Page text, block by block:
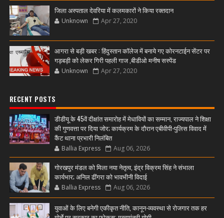
जिला अस्पताल देवरिया में कलमकारों ने किया रक्तदान
Unknown Apr 27, 2020
आगरा से बड़ी खबर : हिंदुस्तान कॉलेज में बनाये गए कोरनटाईन सेंटर पर
गड़बड़ी को लेकर गिरी पहली गाज ,बीडीओ मनीष सस्पेंड
Unknown Apr 27, 2020
RECENT POSTS
डीडीयू के 45वें दीक्षांत समारोह में मेधावियों का सम्मान, राज्यपाल ने शिक्षा
की गुणवत्ता पर दिया जोर; कार्यक्रम के दौरान एबीवीपी-पुलिस विवाद में
कैंट थाना प्रभारी निलंबित
Ballia Express Aug 06, 2026
गोरखपुर मंडल को मिला नया नेतृत्व, इंद्र विक्रम सिंह ने संभाला
कार्यभार; अनिल ढींगरा को भावभीनी विदाई
Ballia Express Aug 06, 2026
युवाओं के लिए बनेगी एकीकृत नीति, कानून-व्यवस्था से रोजगार तक हर